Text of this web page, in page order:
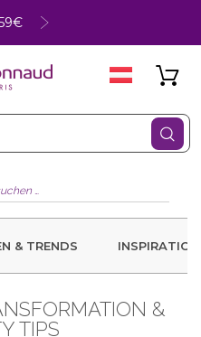
& TRENDS INSPIRATION
&
TIPS